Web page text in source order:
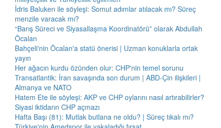
İdris Baluken ile söyleşi: Somut adımlar atılacak mı? Süreç
menzile varacak mı?
“Barış Süreci ve Siyasallaşma Koordinatörü” olarak Abdullah
Öcalan
Bahçeli'nin Öcalan'a statü önerisi | Uzman konuklarla ortak
yayın
Her ağacın kurdu özünden olur: CHP'nin temel sorunu
Transatlantik: İran savaşında son durum | ABD-Çin ilişkileri |
Almanya ve NATO
Hatem Ete ile söyleşi: AKP ve CHP oylarını nasıl artırabilirler?
Siyasi iktidarın CHP açmazı
Hafta Başı (81): Mutlak butlana ne oldu? | Süreç tıkalı mı?